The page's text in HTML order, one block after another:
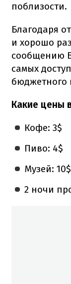
поблизости.
Благодаря
и хорошо
сообщению
самых
бюджетного
Какие цены
Кофе: 3$
Пиво: 4$
Музей: 10$
2 ночи